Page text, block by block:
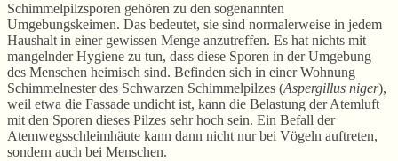
Schimmelpilzsporen gehören zu den sogenannten
Umgebungskeimen. Das bedeutet, sie sind normalerweise in jedem
Haushalt in einer gewissen Menge anzutreffen. Es hat nichts mit
mangelnder Hygiene zu tun, dass diese Sporen in der Umgebung
des Menschen heimisch sind. Befinden sich in einer Wohnung
Schimmelnester des Schwarzen Schimmelpilzes (Aspergillus niger),
weil etwa die Fassade undicht ist, kann die Belastung der Atemluft
mit den Sporen dieses Pilzes sehr hoch sein. Ein Befall der
Atemwegsschleimhäute kann dann nicht nur bei Vögeln auftreten,
sondern auch bei Menschen.